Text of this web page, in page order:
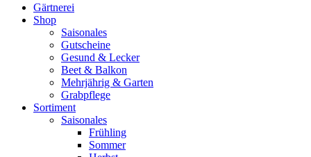
Gärtnerei
Shop
Saisonales
Gutscheine
Gesund & Lecker
Beet & Balkon
Mehrjährig & Garten
Grabpflege
Sortiment
Saisonales
Frühling
Sommer